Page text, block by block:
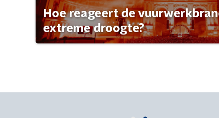
Hoe reageert de
extreme droogte?